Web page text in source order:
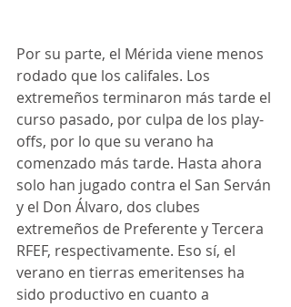
Por su parte, el Mérida viene menos
rodado que los califales. Los
extremeños terminaron más tarde el
curso pasado, por culpa de los play-
offs, por lo que su verano ha
comenzado más tarde. Hasta ahora
solo han jugado contra el San Serván
y el Don Álvaro, dos clubes
extremeños de Preferente y Tercera
RFEF, respectivamente. Eso sí, el
verano en tierras emeritenses ha
sido productivo en cuanto a